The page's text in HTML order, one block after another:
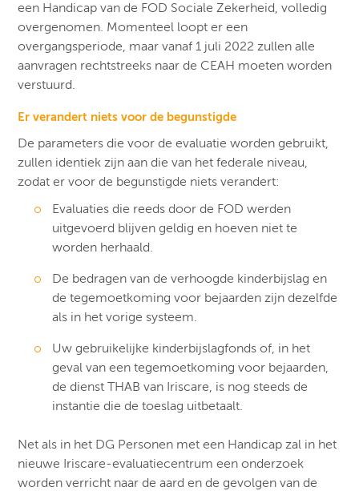
een Handicap van de FOD Sociale Zekerheid, volledig
overgenomen. Momenteel loopt er een
overgangsperiode, maar vanaf 1 juli 2022 zullen alle
aanvragen rechtstreeks naar de CEAH moeten worden
verstuurd.
Er verandert niets voor de begunstigde
De parameters die voor de evaluatie worden gebruikt,
zullen identiek zijn aan die van het federale niveau,
zodat er voor de begunstigde niets verandert:
Evaluaties die reeds door de FOD werden
uitgevoerd blijven geldig en hoeven niet te
worden herhaald.
De bedragen van de verhoogde kinderbijslag en
de tegemoetkoming voor bejaarden zijn dezelfde
als in het vorige systeem.
Uw gebruikelijke kinderbijslagfonds of, in het
geval van een tegemoetkoming voor bejaarden,
de dienst THAB van Iriscare, is nog steeds de
instantie die de toeslag uitbetaalt.
Net als in het DG Personen met een Handicap zal in het
nieuwe Iriscare-evaluatiecentrum een onderzoek
worden verricht naar de aard en de gevolgen van de